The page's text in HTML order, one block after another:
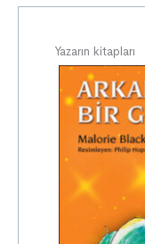
Yazarın kitapları